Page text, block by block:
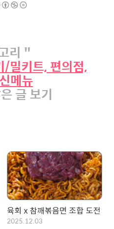
리 "
/밀키트, 편의점,
메뉴
글 보기
육회 x 참깨볶음면 조합 도전
2025.12.03